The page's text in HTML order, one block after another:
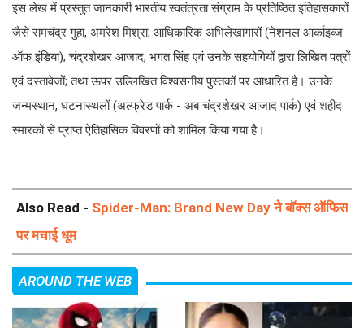
इस लेख में प्रस्तुत जानकारी भारतीय स्वतंत्रता संग्राम के प्रतिष्ठित इतिहासकारों
जैसे रामचंद्र गुहा, अमरेश मिश्रा; आधिकारिक अभिलेखागारों (नेशनल आर्काइव्ज
ऑफ इंडिया); चंद्रशेखर आजाद, भगत सिंह एवं उनके सहयोगियों द्वारा लिखित पत्रों
एवं दस्तावेजों; तथा ऊपर उल्लिखित विश्वसनीय पुस्तकों पर आधारित है। उनके
जन्मस्थान, घटनास्थलों (अल्फ्रेड पार्क - अब चंद्रशेखर आजाद पार्क) एवं शहीद
स्मारकों से प्राप्त ऐतिहासिक विवरणों को शामिल किया गया है।
Also Read - Spider-Man: Brand New Day ने बॉक्स ऑफिस
पर मचाई धूम
AROUND THE WEB